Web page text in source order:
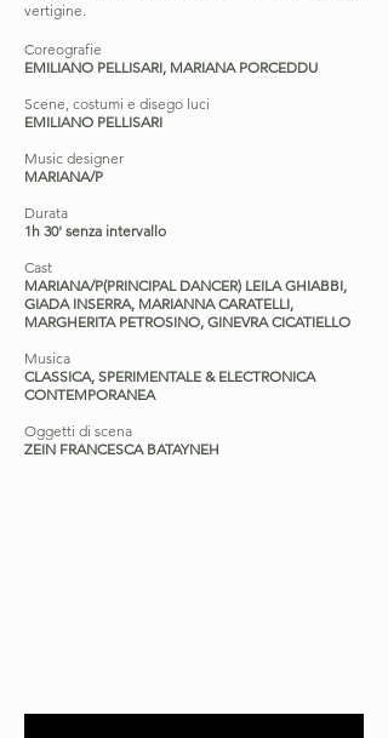
vertigine.
Coreografie
EMILIANO PELLISARI, MARIANA PORCEDDU
Scene, costumi e disego luci
EMILIANO PELLISARI
Music designer
MARIANA/P
Durata
1h 30' senza intervallo
Cast
MARIANA/P(PRINCIPAL DANCER) LEILA GHIABBI,
GIADA INSERRA, MARIANNA CARATELLI,
MARGHERITA PETROSINO, GINEVRA CICATIELLO
Musica
CLASSICA, SPERIMENTALE & ELECTRONICA
CONTEMPORANEA
Oggetti di scena
ZEIN FRANCESCA BATAYNEH